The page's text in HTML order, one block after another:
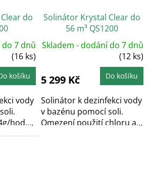
do
7 dnů
(16 ks)
košíku
vody
hod....
Solinátor Krystal Clear do
56 m³ QS1200
Skladem - dodání do 7 dnů
(12 ks)
5 299 Kč Do košíku
Solinátor k dezinfekci vody
v bazénu pomocí soli.
Omezení použití chloru až